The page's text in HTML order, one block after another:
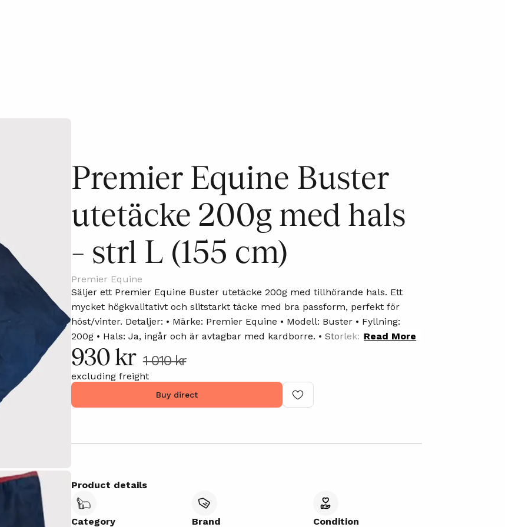
Premier Equine Buster
utetäcke 200g med hals
– strl L (155 cm)
Premier Equine
Säljer ett Premier Equine Buster utetäcke 200g med tillhörande hals. Ett
mycket högkvalitativt och slitstarkt täcke med bra passform, perfekt för
höst/vinter. Detaljer: • Märke: Premier Equine • Modell: Buster • Fyllning:
200g • Hals: Ja, ingår och är avtagbar med kardborre. • Storlek: L –
motsvarar ca 155 cm / 6’6” • Färg: Marinblå med röda detaljer • Rejält
yttertyg, bogveck och säker knäppning framtill • Innerfoder med Premier
Equine-branding Skick: Nästan nytt, endast använt vid få tillfällen av min
svärmors häst som bodde på Cypern. (Därav inte använt mycket alls. Inga
synliga skador och slitage – i mycket fint skick. Behöver tvättas. Nypris: ca 2
Read More
930 kr 1 010 kr
excluding freight
Buy direct
Product details
Category Brand Condition